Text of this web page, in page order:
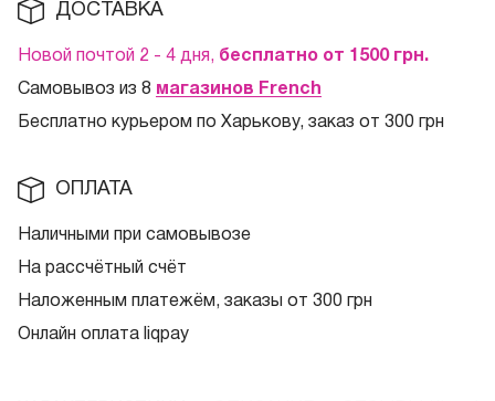
ДОСТАВКА
Новой почтой 2 - 4 дня, бесплатно от 1500 грн.
Самовывоз из 8 магазинов French
Бесплатно курьером по Харькову, заказ от 300 грн
ОПЛАТА
Наличными при самовывозе
На рассчётный счёт
Наложенным платежём, заказы от 300 грн
Онлайн оплата liqpay